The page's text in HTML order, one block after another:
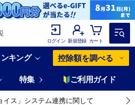
ログイン 新規登録 カート
キング 控除額を調べる
特集 ご利用ガイド
イス」システム連携に関して